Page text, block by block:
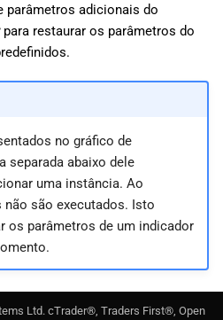
parâmetros adicionais do
para restaurar os parâmetros do
no gráfico de
separada abaixo dele
uma instância. Ao
são executados. Isto
os parâmetros de um indicador
Ltd. cTrader®, Traders First®, Open